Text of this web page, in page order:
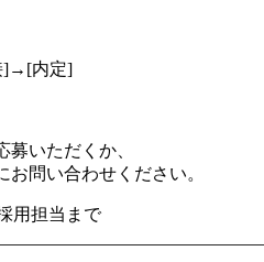
]→[内定]
いただくか、
問い合わせください。
用担当まで